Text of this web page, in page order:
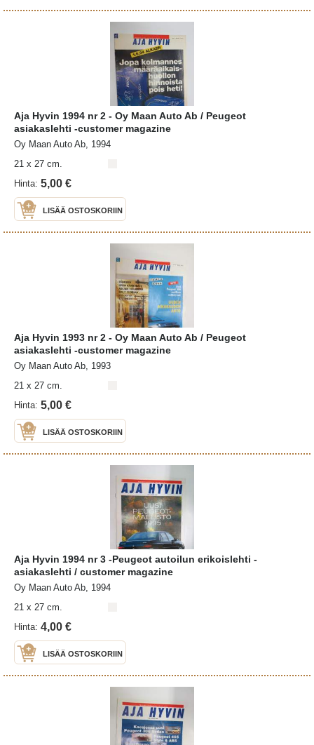
Aja Hyvin 1994 nr 2 - Oy Maan Auto Ab / Peugeot
asiakaslehti -customer magazine
Oy Maan Auto Ab, 1994
21 x 27 cm.
Hinta: 5,00 €
LISÄÄ OSTOSKORIIN
Aja Hyvin 1993 nr 2 - Oy Maan Auto Ab / Peugeot
asiakaslehti -customer magazine
Oy Maan Auto Ab, 1993
21 x 27 cm.
Hinta: 5,00 €
LISÄÄ OSTOSKORIIN
Aja Hyvin 1994 nr 3 -Peugeot autoilun erikoislehti -
asiakaslehti / customer magazine
Oy Maan Auto Ab, 1994
21 x 27 cm.
Hinta: 4,00 €
LISÄÄ OSTOSKORIIN